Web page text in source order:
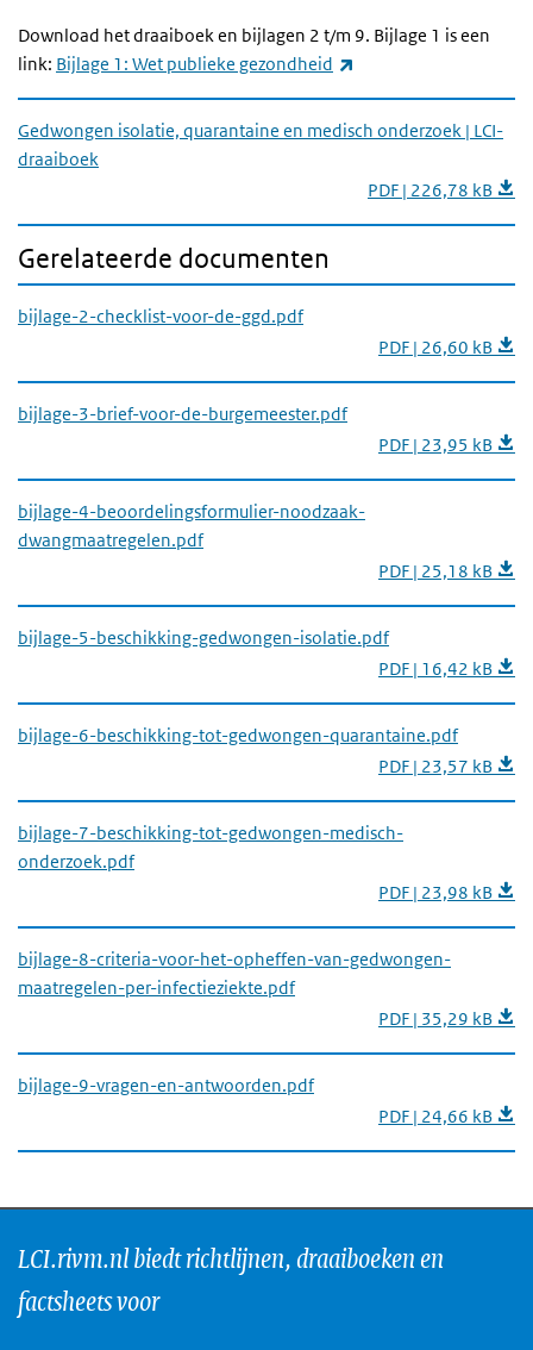
Download het draaiboek en bijlagen 2 t/m 9. Bijlage 1 is een
link: Bijlage 1: Wet publieke gezondheid
Gedwongen isolatie, quarantaine en medisch onderzoek | LCI-
draaiboek
PDF | 226,78 kB
Gerelateerde documenten
bijlage-2-checklist-voor-de-ggd.pdf
PDF | 26,60 kB
bijlage-3-brief-voor-de-burgemeester.pdf
PDF | 23,95 kB
bijlage-4-beoordelingsformulier-noodzaak-
dwangmaatregelen.pdf
PDF | 25,18 kB
bijlage-5-beschikking-gedwongen-isolatie.pdf
PDF | 16,42 kB
bijlage-6-beschikking-tot-gedwongen-quarantaine.pdf
PDF | 23,57 kB
bijlage-7-beschikking-tot-gedwongen-medisch-
onderzoek.pdf
PDF | 23,98 kB
bijlage-8-criteria-voor-het-opheffen-van-gedwongen-
maatregelen-per-infectieziekte.pdf
PDF | 35,29 kB
bijlage-9-vragen-en-antwoorden.pdf
PDF | 24,66 kB
LCI.rivm.nl biedt richtlijnen, draaiboeken en
factsheets voor